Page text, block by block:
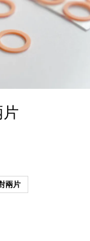
兩片